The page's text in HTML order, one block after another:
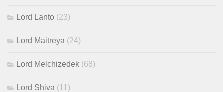
Lord Lanto (23)
Lord Maitreya (24)
Lord Melchizedek (68)
Lord Shiva (11)